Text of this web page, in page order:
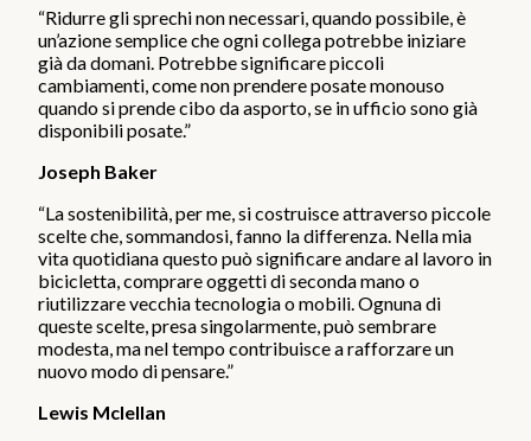
“Ridurre gli sprechi non necessari, quando possibile, è
un’azione semplice che ogni collega potrebbe iniziare
già da domani. Potrebbe significare piccoli
cambiamenti, come non prendere posate monouso
quando si prende cibo da asporto, se in ufficio sono già
disponibili posate.”
Joseph Baker
“La sostenibilità, per me, si costruisce attraverso piccole
scelte che, sommandosi, fanno la differenza. Nella mia
vita quotidiana questo può significare andare al lavoro in
bicicletta, comprare oggetti di seconda mano o
riutilizzare vecchia tecnologia o mobili. Ognuna di
queste scelte, presa singolarmente, può sembrare
modesta, ma nel tempo contribuisce a rafforzare un
nuovo modo di pensare.”
Lewis Mclellan